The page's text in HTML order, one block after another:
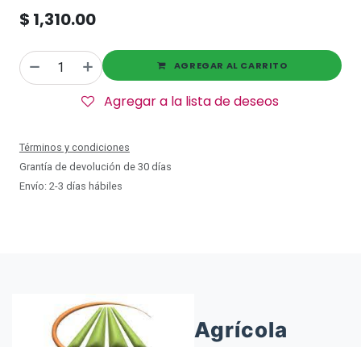
$ 1,310.00
AGREGAR AL CARRITO
Agregar a la lista de deseos
Términos y condiciones
Grantía de devolución de 30 días
Envío: 2-3 días hábiles
Agrícola